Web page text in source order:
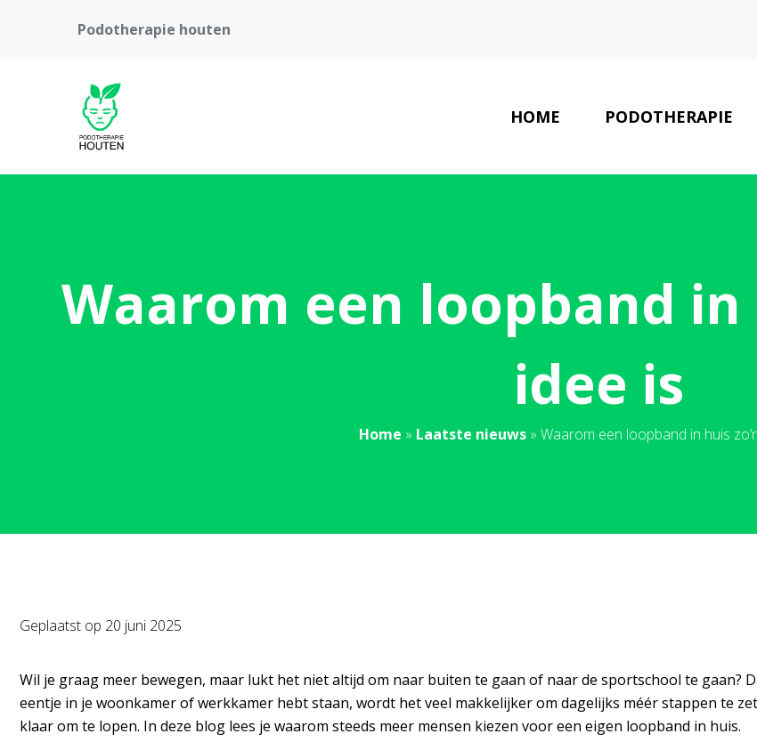
Podotherapie houten
HOME PODOTHERAPIE
Waarom een loopband in
idee is
Home » Laatste nieuws» Waarom een loopband in huis
Geplaatst op 20 juni 2025
Wil je graag meer bewegen, maar lukt het niet altijd om naar buiten te gaan of naar de sportschool te gaan?
eentje in je woonkamer of werkkamer hebt staan, wordt het veel makkelijker om dagelijks méér stappen te
klaar om te lopen. In deze blog lees je waarom steeds meer mensen kiezen voor een eigen loopband in huis.